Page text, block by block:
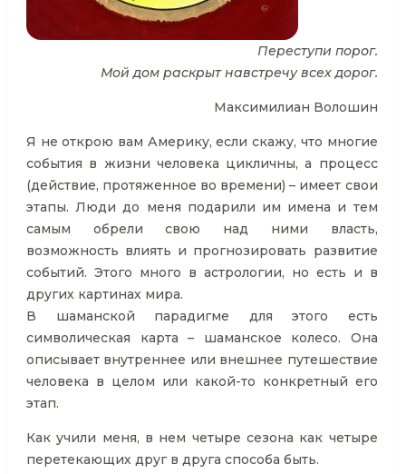
Переступи порог.
Мой дом раскрыт навстречу всех дорог.
Максимилиан Волошин
Я не открою вам Америку, если скажу, что многие
события в жизни человека цикличны, а процесс
(действие, протяженное во времени) – имеет свои
этапы. Люди до меня подарили им имена и тем
самым обрели свою над ними власть,
возможность влиять и прогнозировать развитие
событий. Этого много в астрологии, но есть и в
других картинах мира.
В шаманской парадигме для этого есть
символическая карта – шаманское колесо. Она
описывает внутреннее или внешнее путешествие
человека в целом или какой-то конкретный его
этап.
Как учили меня, в нем четыре сезона как четыре
перетекающих друг в друга способа быть.